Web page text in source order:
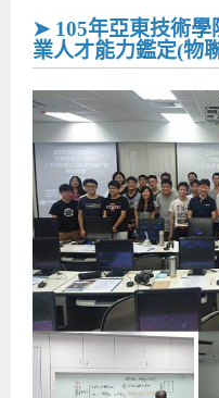
➤ 105年亞東技術學
業人才能力鑑定(物